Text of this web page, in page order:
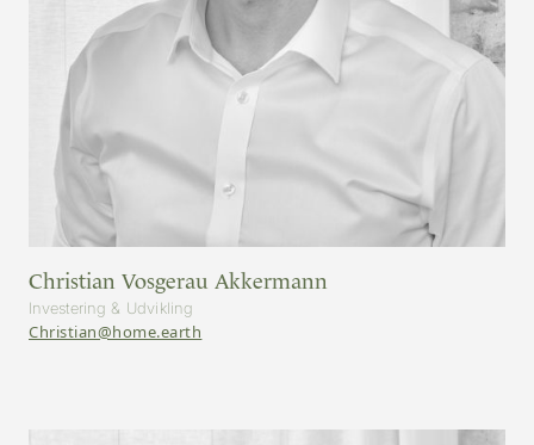
Christian Vosgerau Akkermann
Investering & Udvikling
Christian@home.earth